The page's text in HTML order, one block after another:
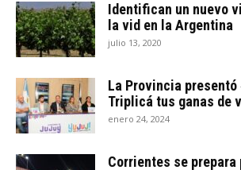
Identifican un nuevo
la vid en la Argentina
julio 13, 2020
La Provincia presentó
Triplicá tus ganas de
enero 24, 2024
Corrientes se prepara